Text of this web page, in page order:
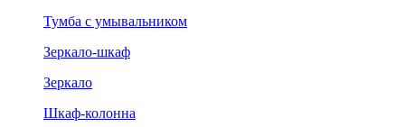
Тумба с умывальником
Зеркало-шкаф
Зеркало
Шкаф-колонна